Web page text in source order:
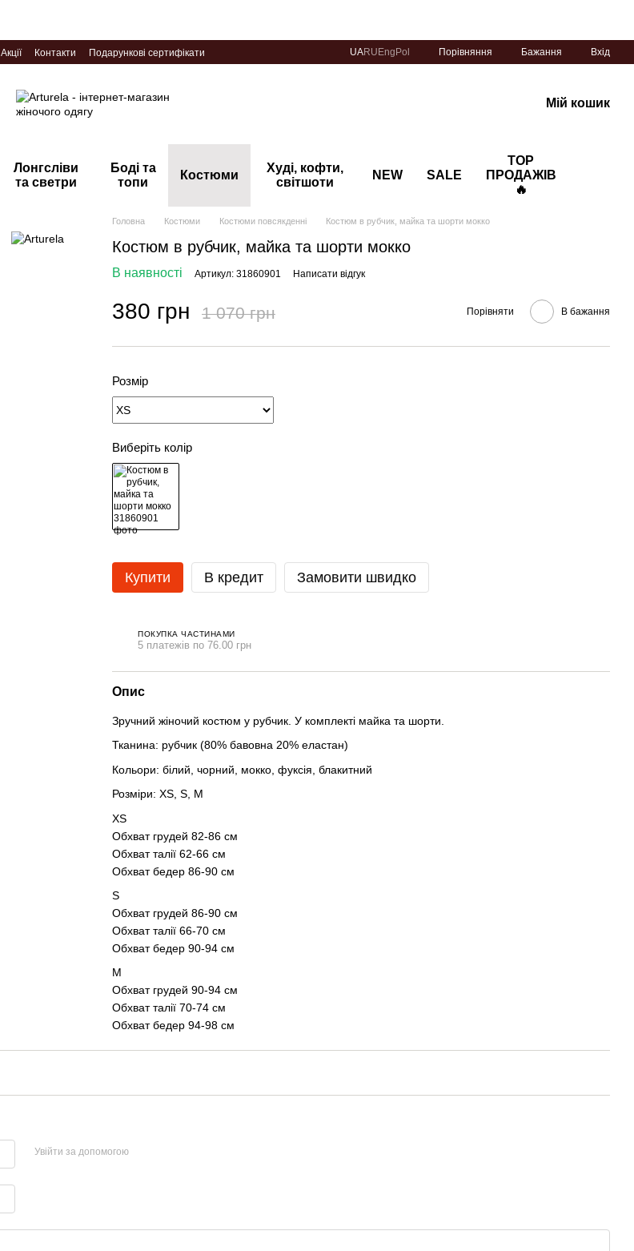
Акції Контакти Подарункові сертифікати UARU Eng Pol Порівняння Бажання Вхід
Мій кошик
Лонгсліви
та светри
Боді та
топи
Костюми
Худі, кофти,
світшоти
NEW SALE
TOP
ПРОДАЖІВ
🔥
Головна Костюми Костюми повсякденні Костюм в рубчик, майка та шорти мокко
Костюм в рубчик, майка та шорти мокко
В наявності Артикул: 31860901 Написати відгук
380 грн 1 070 грн Порівняти В бажання
Розмір
Виберіть колір
Купити В кредит Замовити швидко
ПОКУПКА ЧАСТИНАМИ
5 платежів по 76.00 грн
Опис
Зручний жіночий костюм у рубчик. У комплекті майка та шорти.
Тканина: рубчик (80% бавовна 20% еластан)
Кольори: білий, чорний, мокко, фуксія, блакитний
Розміри: XS, S, M
XS
Обхват грудей 82-86 см
Обхват талії 62-66 см
Обхват бедер 86-90 см
S
Обхват грудей 86-90 см
Обхват талії 66-70 см
Обхват бедер 90-94 см
М
Обхват грудей 90-94 см
Обхват талії 70-74 см
Обхват бедер 94-98 см
Увійти за допомогою